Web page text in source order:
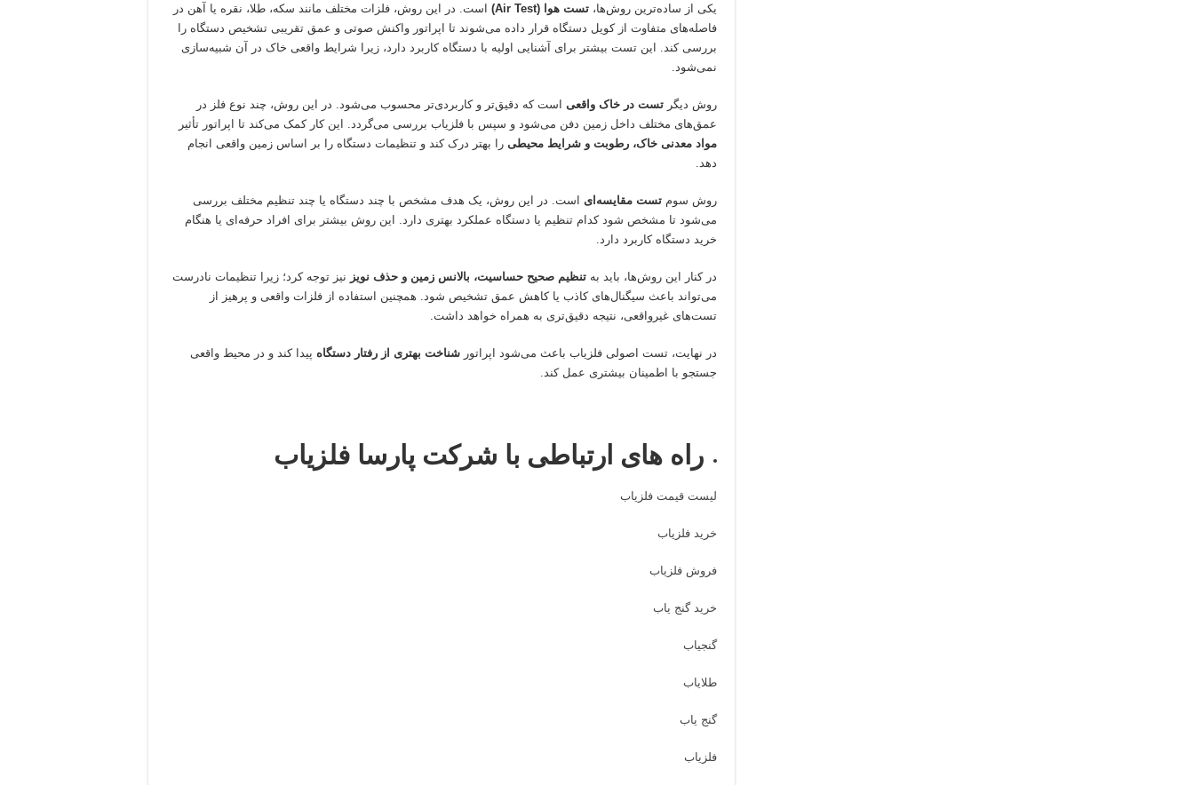
یکی از ساده‌ترین روش‌ها، تست هوا (Air Test)
است. در این روش، فلزات مختلف مانند سکه، طلا، نقره یا آهن در
فاصله‌های متفاوت از کویل دستگاه قرار داده می‌شوند تا اپراتور واکنش صوتی و عمق تقریبی تشخیص دستگاه را
بررسی کند. این تست بیشتر برای آشنایی اولیه با دستگاه کاربرد دارد، زیرا شرایط واقعی خاک در آن شبیه‌سازی
نمی‌شود.
روش دیگر تست در خاک واقعی است که دقیق‌تر و کاربردی‌تر محسوب می‌شود. در این روش، چند نوع فلز در
عمق‌های مختلف داخل زمین دفن می‌شود و سپس با فلزیاب بررسی می‌گردد. این کار کمک می‌کند تا اپراتور تأثیر
مواد معدنی خاک، رطوبت و شرایط محیطی را بهتر درک کند و تنظیمات دستگاه را بر اساس زمین واقعی انجام
دهد.
روش سوم تست مقایسه‌ای است. در این روش، یک هدف مشخص با چند دستگاه یا چند تنظیم مختلف بررسی
می‌شود تا مشخص شود کدام تنظیم یا دستگاه عملکرد بهتری دارد. این روش بیشتر برای افراد حرفه‌ای یا هنگام
خرید دستگاه کاربرد دارد.
در کنار این روش‌ها، باید به تنظیم صحیح حساسیت، بالانس زمین و حذف نویز نیز توجه کرد؛ زیرا تنظیمات نادرست
می‌تواند باعث سیگنال‌های کاذب یا کاهش عمق تشخیص شود. همچنین استفاده از فلزات واقعی و پرهیز از
تست‌های غیرواقعی، نتیجه دقیق‌تری به همراه خواهد داشت.
در نهایت، تست اصولی فلزیاب باعث می‌شود اپراتور شناخت بهتری از رفتار دستگاه پیدا کند و در محیط واقعی
جستجو با اطمینان بیشتری عمل کند.
راه های ارتباطی با شرکت پارسا فلزیاب
لیست قیمت فلزیاب
خرید فلزیاب
فروش فلزیاب
خرید گنج یاب
گنجیاب
طلایاب
گنج یاب
فلزیاب